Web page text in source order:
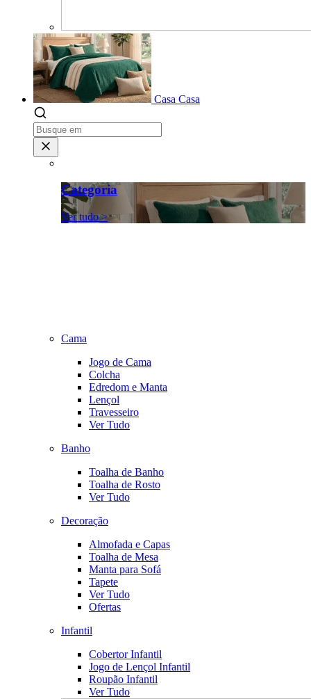
Casa Casa
Categoria
Ver tudo >
Cama
Jogo de Cama
Colcha
Edredom e Manta
Lençol
Travesseiro
Ver Tudo
Banho
Toalha de Banho
Toalha de Rosto
Ver Tudo
Decoração
Almofada e Capas
Toalha de Mesa
Manta para Sofá
Tapete
Ver Tudo
Ofertas
Infantil
Cobertor Infantil
Jogo de Lençol Infantil
Roupão Infantil
Ver Tudo